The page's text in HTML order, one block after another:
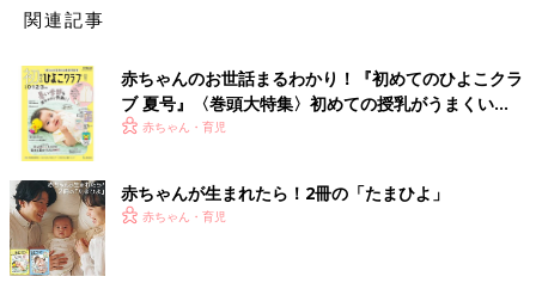
関連記事
赤ちゃんのお世話まるわかり！『初めてのひよこクラ
ブ 夏号』〈巻頭大特集〉初めての授乳がうまくい
く！ おっぱい・ミルクの基本と夏のトラブル 解決テ
赤ちゃん・育児
赤ちゃんが生まれたら！2冊の「たまひよ」
赤ちゃん・育児